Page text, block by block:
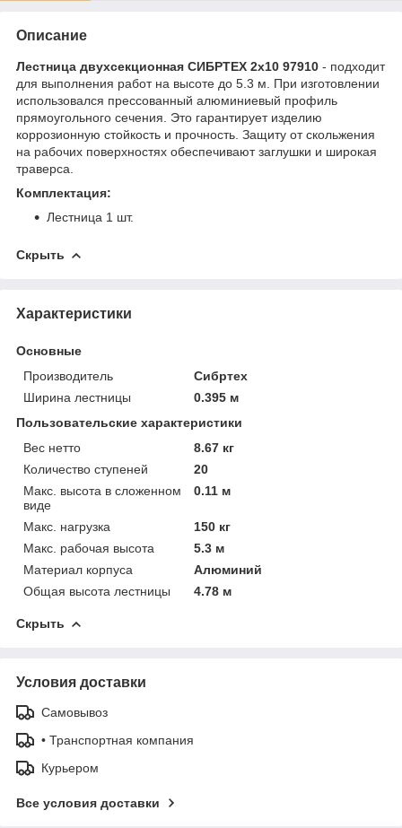
Описание
Лестница двухсекционная СИБРТЕХ 2х10 97910 - подходит
для выполнения работ на высоте до 5.3 м. При изготовлении
использовался прессованный алюминиевый профиль
прямоугольного сечения. Это гарантирует изделию
коррозионную стойкость и прочность. Защиту от скольжения
на рабочих поверхностях обеспечивают заглушки и широкая
траверса.
Комплектация:
Лестница 1 шт.
Скрыть
Характеристики
Основные
Производитель
Сибртех
Ширина лестницы
0.395 м
Пользовательские характеристики
Вес нетто
8.67 кг
Количество ступеней
20
Макс. высота в сложенном
виде
0.11 м
Макс. нагрузка
150 кг
Макс. рабочая высота
5.3 м
Материал корпуса
Алюминий
Общая высота лестницы
4.78 м
Скрыть
Условия доставки
Самовывоз
• Транспортная компания
Курьером
Все условия доставки